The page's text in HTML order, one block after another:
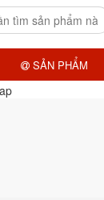
SẢN PHẨM